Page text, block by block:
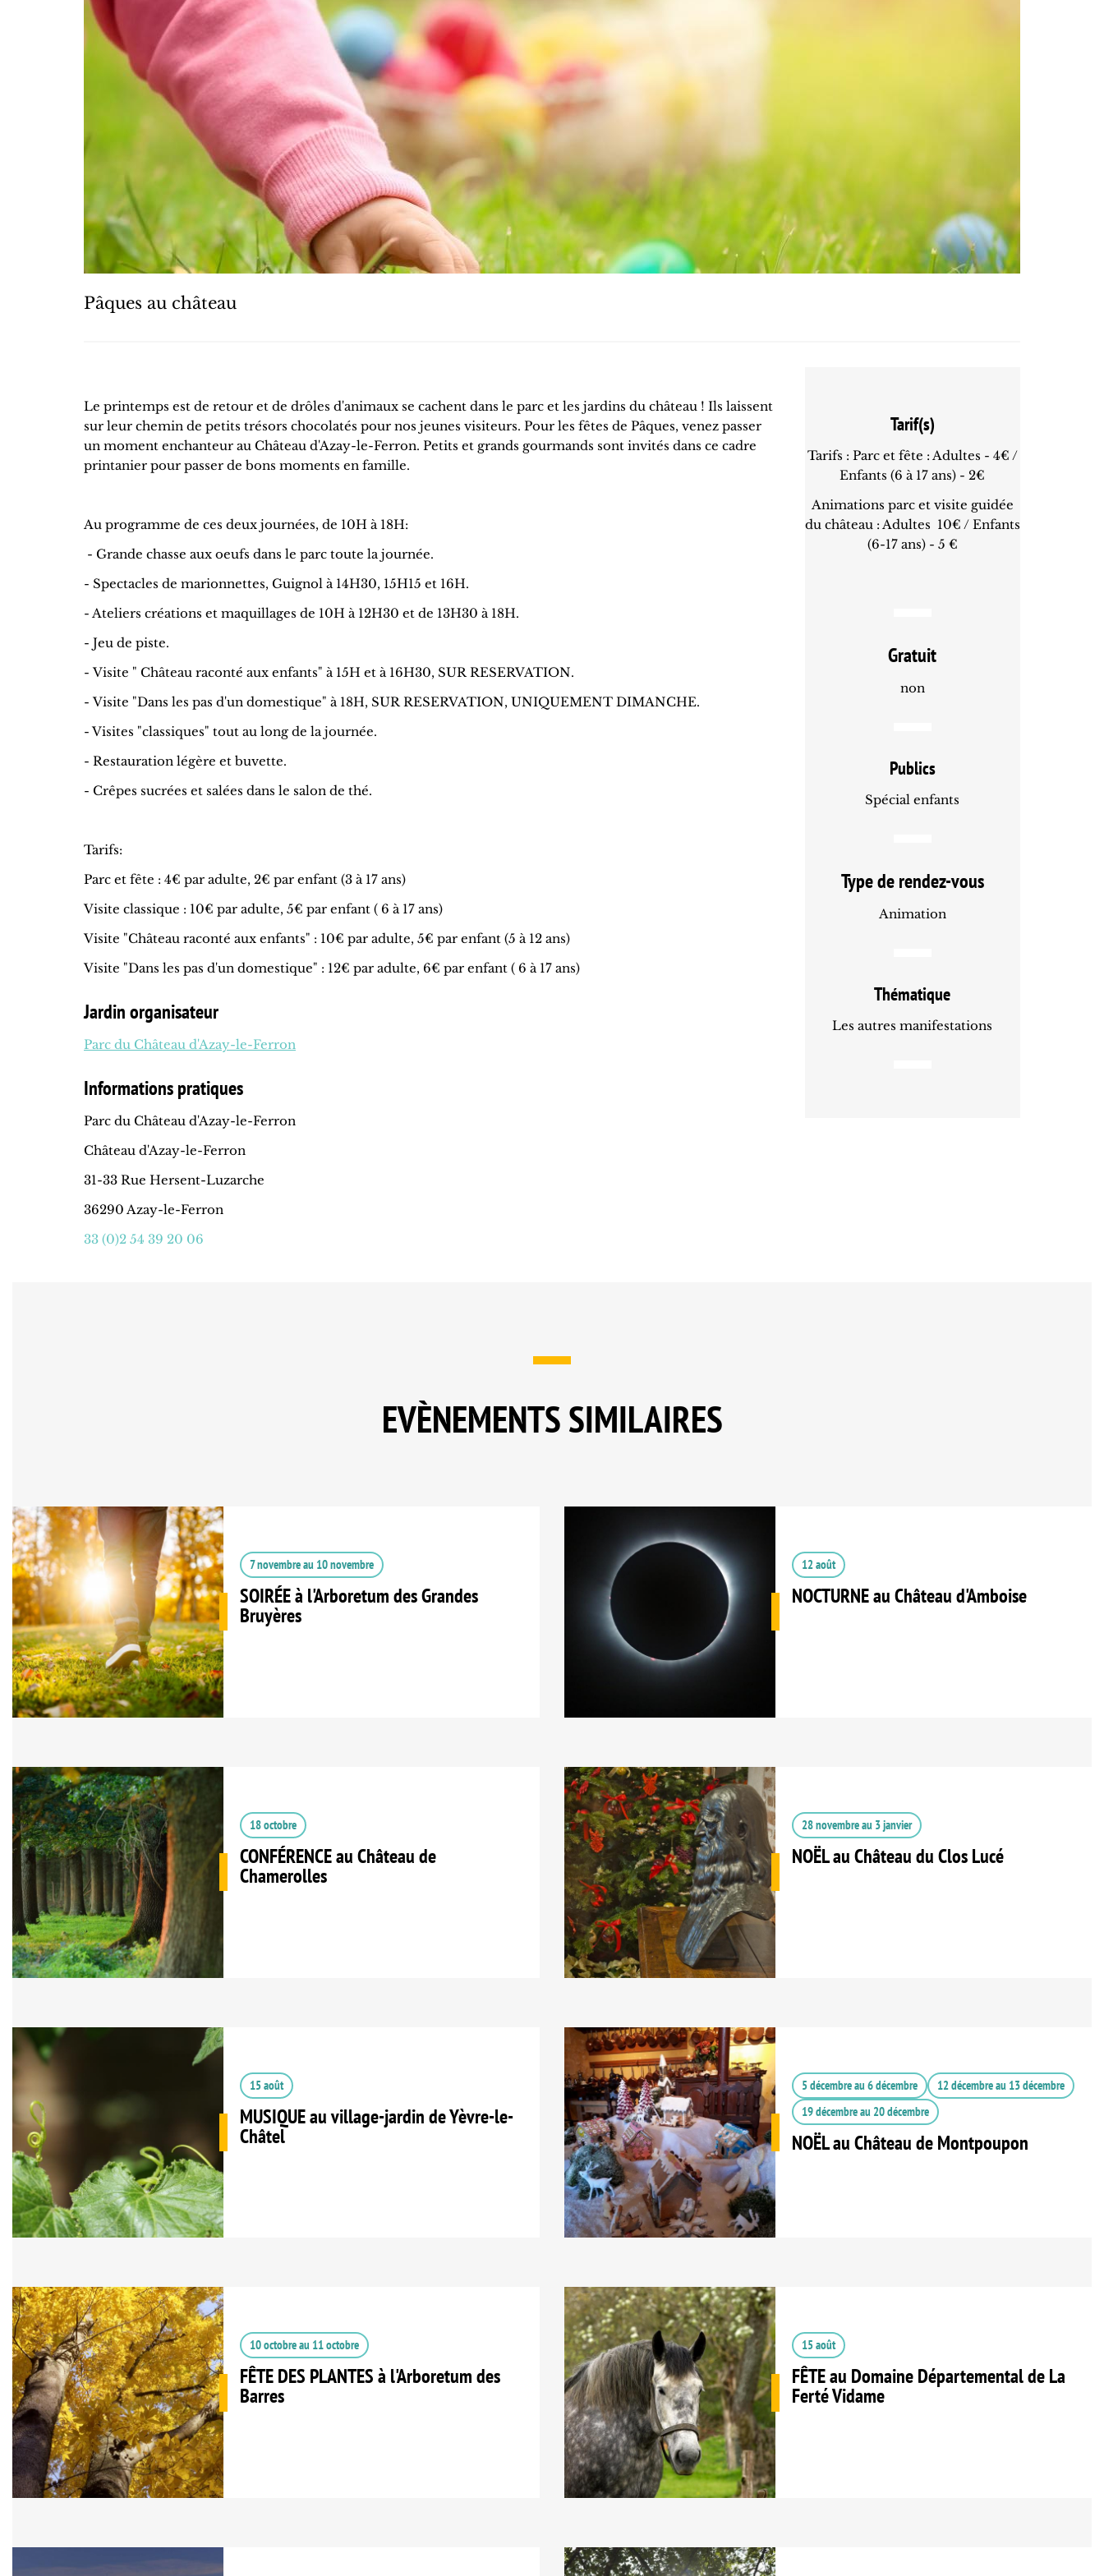
Pâques au château
Le printemps est de retour et de drôles d'animaux se cachent dans le parc et les jardins du château ! Ils laissent
sur leur chemin de petits trésors chocolatés pour nos jeunes visiteurs. Pour les fêtes de Pâques, venez passer
un moment enchanteur au Château d'Azay-le-Ferron. Petits et grands gourmands sont invités dans ce cadre
printanier pour passer de bons moments en famille.
Au programme de ces deux journées, de 10H à 18H:
- Grande chasse aux oeufs dans le parc toute la journée.
- Spectacles de marionnettes, Guignol à 14H30, 15H15 et 16H.
- Ateliers créations et maquillages de 10H à 12H30 et de 13H30 à 18H.
- Jeu de piste.
- Visite " Château raconté aux enfants" à 15H et à 16H30, SUR RESERVATION.
- Visite "Dans les pas d'un domestique" à 18H, SUR RESERVATION, UNIQUEMENT DIMANCHE.
- Visites "classiques" tout au long de la journée.
- Restauration légère et buvette.
- Crêpes sucrées et salées dans le salon de thé.
Tarifs:
Parc et fête : 4€ par adulte, 2€ par enfant (3 à 17 ans)
Visite classique : 10€ par adulte, 5€ par enfant ( 6 à 17 ans)
Visite "Château raconté aux enfants" : 10€ par adulte, 5€ par enfant (5 à 12 ans)
Visite "Dans les pas d'un domestique" : 12€ par adulte, 6€ par enfant ( 6 à 17 ans)
Jardin organisateur
Parc du Château d'Azay-le-Ferron
Informations pratiques
Parc du Château d'Azay-le-Ferron
Château d'Azay-le-Ferron
31-33 Rue Hersent-Luzarche
36290 Azay-le-Ferron
33 (0)2 54 39 20 06
Tarif(s)
Tarifs : Parc et fête : Adultes - 4€ /
Enfants (6 à 17 ans) - 2€
Animations parc et visite guidée
du château : Adultes 10€ / Enfants
(6-17 ans) - 5 €
Gratuit
non
Publics
Spécial enfants
Type de rendez-vous
Animation
Thématique
Les autres manifestations
EVÈNEMENTS SIMILAIRES
7 novembreau 10 novembre
SOIRÉE à l'Arboretum des Grandes
Bruyères
12 août
NOCTURNE au Château d'Amboise
18 octobre
CONFÉRENCE au Château de
Chamerolles
28 novembreau 3 janvier
NOËL au Château du Clos Lucé
15 août
MUSIQUE au village-jardin de Yèvre-le-
Châtel
5 décembreau 6 décembre 12 décembreau 13 décembre
19 décembreau 20 décembre
NOËL au Château de Montpoupon
10 octobreau 11 octobre
FÊTE DES PLANTES à l'Arboretum des
Barres
15 août
FÊTE au Domaine Départemental de La
Ferté Vidame